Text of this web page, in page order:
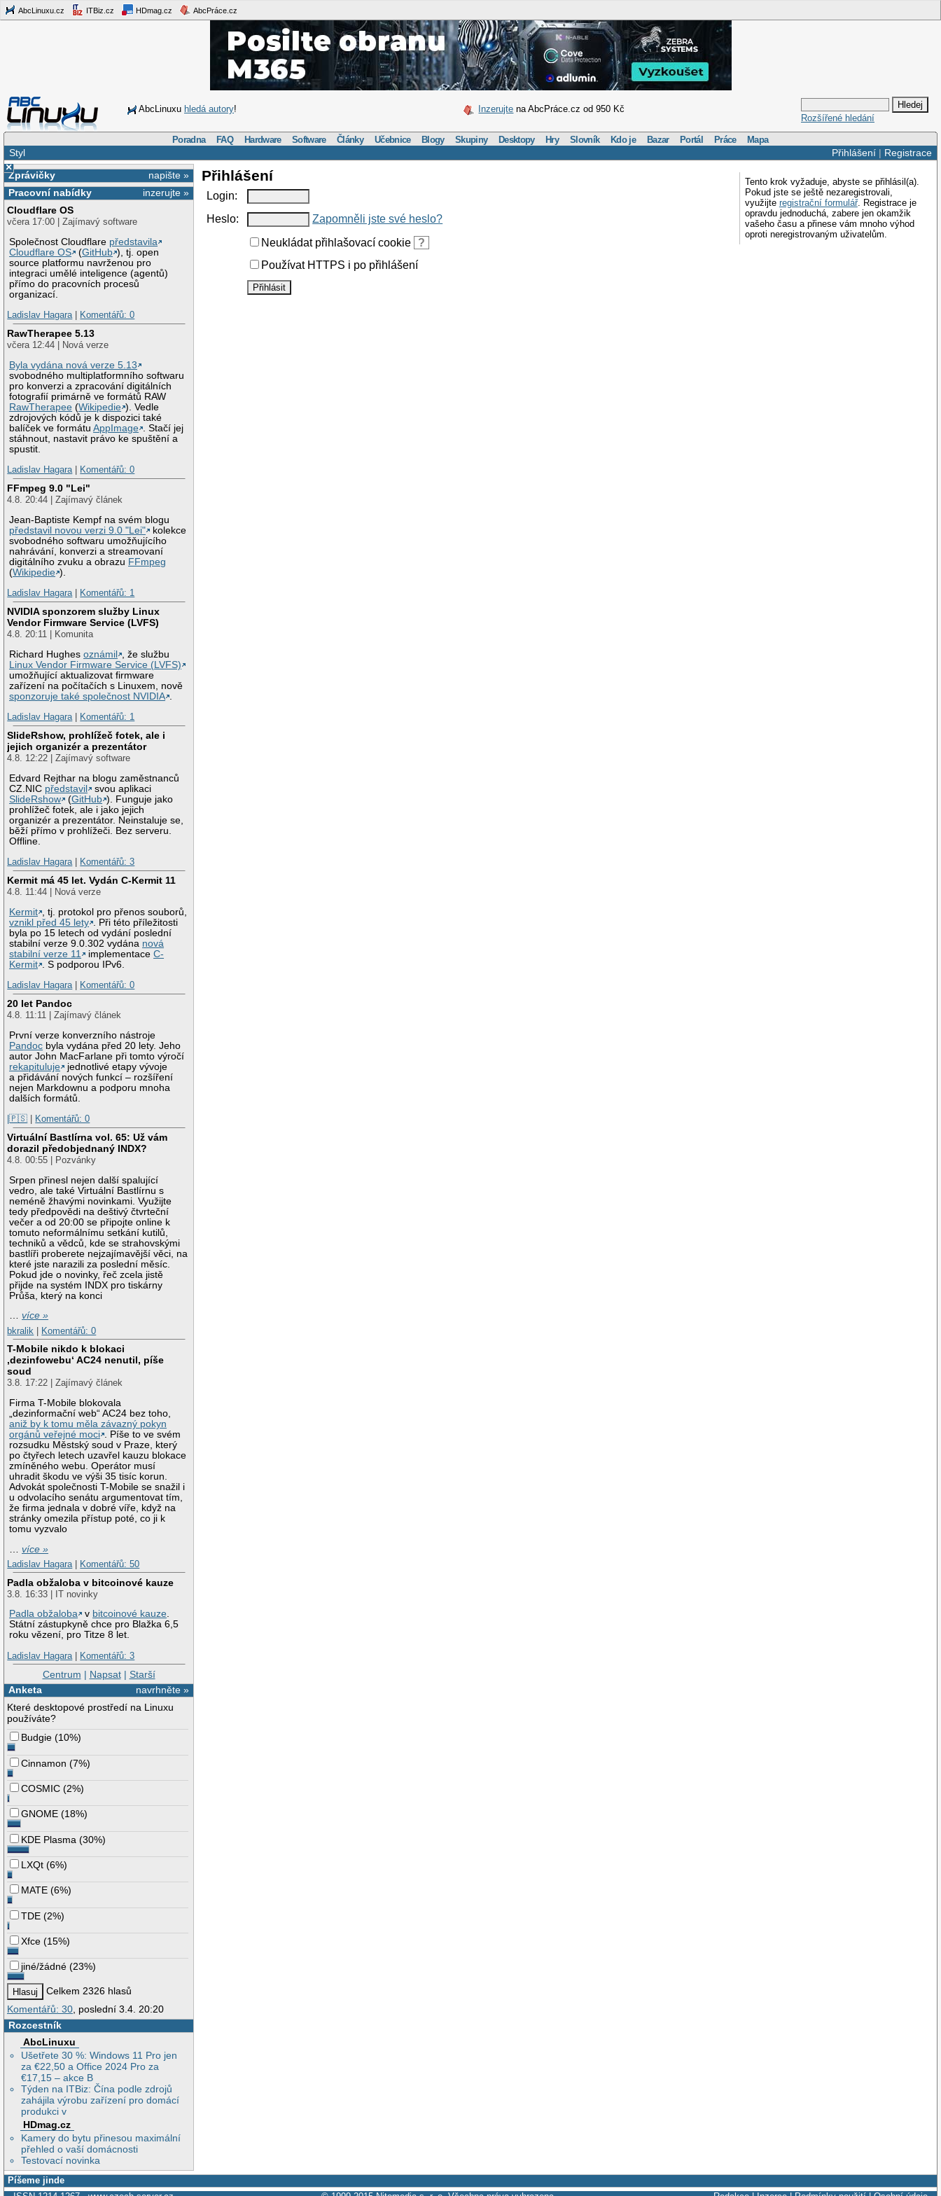
AbcLinuxu.cz ITBiz.cz HDmag.cz AbcPráce.cz
AbcLinuxu hledá autory! Inzerujte na AbcPráce.cz od 950 Kč
Rozšířené hledání
Poradna FAQ Hardware Software Články Učebnice Blogy Skupiny Desktopy Hry Slovník Kdo je Bazar Portál Práce Mapa
Přihlášení| Registrace
Styl
×
napište »
Zprávičky
inzerujte »
Pracovní nabídky
Cloudflare OS
včera 17:00 | Zajímavý software
Společnost Cloudflare představila
Cloudflare OS
(GitHub ), tj. open
source platformu navrženou pro
integraci umělé inteligence (agentů)
přímo do pracovních procesů
organizací.
Ladislav Hagara| Komentářů: 0
RawTherapee 5.13
včera 12:44 | Nová verze
Byla vydána nová verze 5.13
svobodného multiplatformního softwaru
pro konverzi a zpracování digitálních
fotografií primárně ve formátů RAW
RawTherapee (Wikipedie ). Vedle
zdrojových kódů je k dispozici také
balíček ve formátuAppImage
. Stačí jej
stáhnout, nastavit právo ke spuštění a
spustit.
Ladislav Hagara| Komentářů: 0
FFmpeg 9.0 "Lei"
4.8. 20:44 | Zajímavý článek
Jean-Baptiste Kempf na svém blogu
představil novou verzi 9.0 "Lei"
kolekce
svobodného softwaru umožňujícího
nahrávání, konverzi a streamovaní
digitálního zvuku a obrazu FFmpeg
(Wikipedie ).
Ladislav Hagara| Komentářů: 1
NVIDIA sponzorem služby Linux
Vendor Firmware Service (LVFS)
4.8. 20:11 | Komunita
Richard Hughesoznámil
, že službu
Linux Vendor Firmware Service (LVFS)
umožňující aktualizovat firmware
zařízení na počítačích s Linuxem, nově
sponzoruje také společnost NVIDIA
Ladislav Hagara| Komentářů: 1
SlideRshow, prohlížeč fotek, ale i
jejich organizér a prezentátor
4.8. 12:22 | Zajímavý software
Edvard Rejthar na blogu zaměstnanců
CZ.NIC představil
svou aplikaci
SlideRshow
(GitHub ). Funguje jako
prohlížeč fotek, ale i jako jejich
organizér a prezentátor. Neinstaluje se,
běží přímo v prohlížeči. Bez serveru.
Offline.
Ladislav Hagara| Komentářů: 3
Kermit má 45 let. Vydán C-Kermit 11
4.8. 11:44 | Nová verze
Kermit
, tj. protokol pro přenos souborů,
vznikl před 45 lety
. Při této příležitosti
byla po 15 letech od vydání poslední
stabilní verze 9.0.302 vydána nová
stabilní verze 11
implementaceC-
Kermit
. S podporou IPv6.
Ladislav Hagara| Komentářů: 0
20 let Pandoc
4.8. 11:11 | Zajímavý článek
První verze konverzního nástroje
Pandoc byla vydána před 20 lety. Jeho
autor John MacFarlane při tomto výročí
rekapituluje
jednotlivé etapy vývoje
a přidávání nových funkcí – rozšíření
nejen Markdownu a podporu mnoha
dalších formátů.
|🇵🇸
Komentářů: 0
Virtuální Bastlírna vol. 65: Už vám
dorazil předobjednaný INDX?
4.8. 00:55 | Pozvánky
Srpen přinesl nejen další spalující
vedro, ale také Virtuální Bastlírnu s
neméně žhavými novinkami. Využijte
tedy předpovědi na deštivý čtvrteční
večer a od 20:00 se připojte online k
tomuto neformálnímu setkání kutilů,
techniků a vědců, kde se strahovskými
bastlíři proberete nejzajímavější věci, na
které jste narazili za poslední měsíc.
Pokud jde o novinky, řeč zcela jistě
přijde na systém INDX pro tiskárny
Průša, který na konci
…více »
bkralik | Komentářů: 0
T-Mobile nikdo k blokaci
‚dezinfowebu‘ AC24 nenutil, píše
soud
3.8. 17:22 | Zajímavý článek
Firma T-Mobile blokovala
„dezinformační web“ AC24 bez toho,
aniž by k tomu měla závazný pokyn
orgánů veřejné moci
. Píše to ve svém
rozsudku Městský soud v Praze, který
po čtyřech letech uzavřel kauzu blokace
zmíněného webu. Operátor musí
uhradit škodu ve výši 35 tisíc korun.
Advokát společnosti T-Mobile se snažil i
u odvolacího senátu argumentovat tím,
že firma jednala v dobré víře, když na
stránky omezila přístup poté, co ji k
tomu vyzvalo
…více »
Ladislav Hagara| Komentářů: 50
Padla obžaloba v bitcoinové kauze
3.8. 16:33 | IT novinky
Padla obžaloba
v bitcoinové kauze.
Státní zástupkyně chce pro Blažka 6,5
roku vězení, pro Titze 8 let.
Ladislav Hagara| Komentářů: 3
Centrum | Napsat| Starší
navrhněte »
Anketa
Které desktopové prostředí na Linuxu
používáte?
Budgie (10%)
Cinnamon (7%)
COSMIC (2%)
GNOME (18%)
KDE Plasma (30%)
LXQt (6%)
MATE (6%)
TDE (2%)
Xfce (15%)
jiné/žádné (23%)
Celkem 2326 hlasů
Komentářů: 30 , poslední 3.4. 20:20
Rozcestník
AbcLinuxu
Ušetřete 30 %: Windows 11 Pro jen
za €22,50 a Office 2024 Pro za
€17,15 – akce B
Týden na ITBiz: Čína podle zdrojů
zahájila výrobu zařízení pro domácí
produkci v
HDmag.cz
Kamery do bytu přinesou maximální
přehled o vaší domácnosti
Testovací novinka
Tento krok vyžaduje, abyste se přihlásil(a).
Pokud jste se ještě nezaregistrovali,
využijte registrační formulář. Registrace je
opravdu jednoduchá, zabere jen okamžik
vašeho času a přinese vám mnoho výhod
oproti neregistrovaným uživatelům.
Přihlášení
Login:
Heslo:
Zapomněli jste své heslo?
Neukládat přihlašovací cookie
?
Používat HTTPS i po přihlášení
Píšeme jinde